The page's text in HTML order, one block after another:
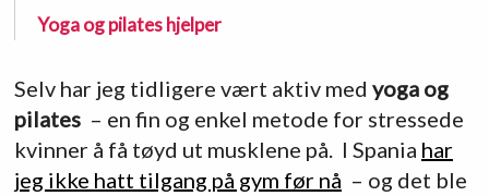
Yoga og pilates hjelper
Selv har jeg tidligere vært aktiv med yoga og
pilates– en fin og enkel metode for stressede
kvinner å få tøyd ut musklene på. I Spania har
jeg ikke hatt tilgang på gym før nå – og det ble